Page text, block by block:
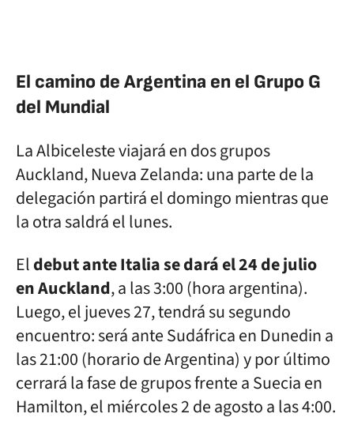
El camino de Argentina en el Grupo G
del Mundial
La Albiceleste viajará en dos grupos
Auckland, Nueva Zelanda: una parte de la
delegación partirá el domingo mientras que
la otra saldrá el lunes.
Eldebut ante Italia se dará el 24 de julio
en Auckland, a las 3:00 (hora argentina).
Luego, el jueves 27, tendrá su segundo
encuentro: será ante Sudáfrica en Dunedin a
las 21:00 (horario de Argentina) y por último
cerrará la fase de grupos frente a Suecia en
Hamilton, el miércoles 2 de agosto a las 4:00.